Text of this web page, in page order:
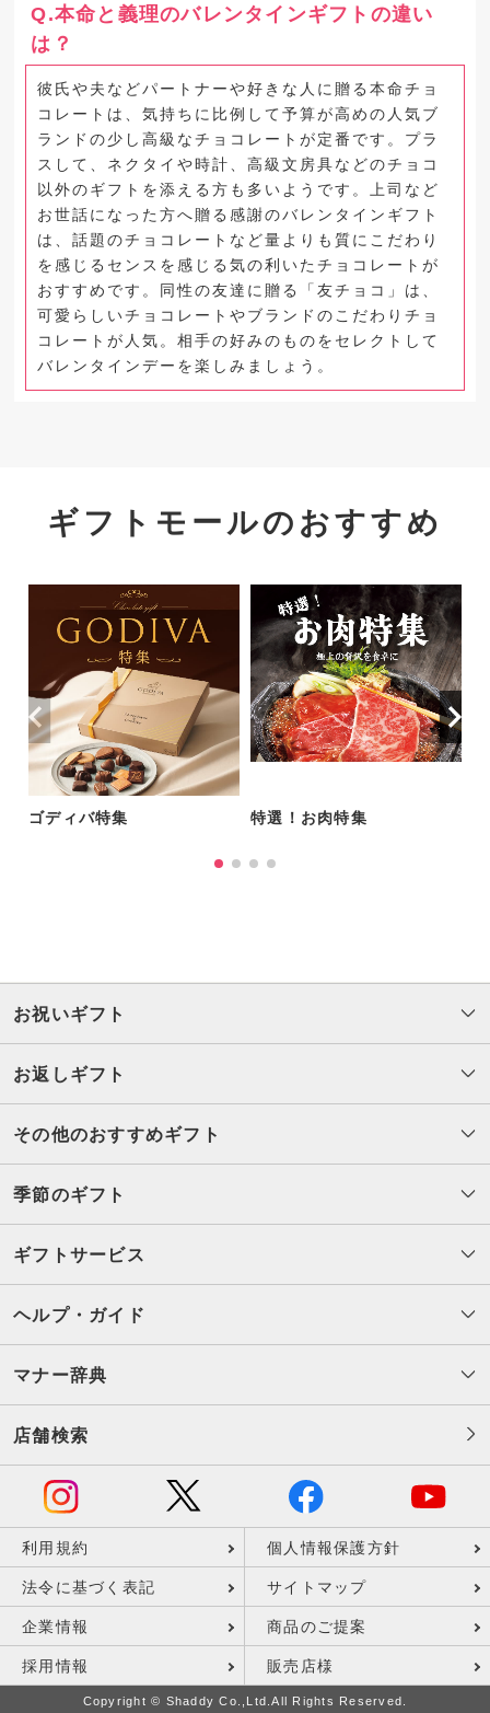
Q.本命と義理のバレンタインギフトの違い
は？
彼氏や夫などパートナーや好きな人に贈る本命チョ
コレートは、気持ちに比例して予算が高めの人気ブ
ランドの少し高級なチョコレートが定番です。プラ
スして、ネクタイや時計、高級文房具などのチョコ
以外のギフトを添える方も多いようです。上司など
お世話になった方へ贈る感謝のバレンタインギフト
は、話題のチョコレートなど量よりも質にこだわり
を感じるセンスを感じる気の利いたチョコレートが
おすすめです。同性の友達に贈る「友チョコ」は、
可愛らしいチョコレートやブランドのこだわりチョ
コレートが人気。相手の好みのものをセレクトして
バレンタインデーを楽しみましょう。
ギフトモールのおすすめ
ゴディバ特集 特選！お肉特集
お祝いギフト
お返しギフト
その他のおすすめギフト
季節のギフト
ギフトサービス
ヘルプ・ガイド
マナー辞典
店舗検索
利用規約 個人情報保護方針
法令に基づく表記 サイトマップ
企業情報 商品のご提案
採用情報 販売店様
Copyright © Shaddy Co.,Ltd.All Rights Reserved.